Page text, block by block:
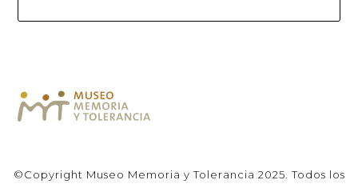
©Copyright Museo Memoria y Tolerancia 2025. Todos los